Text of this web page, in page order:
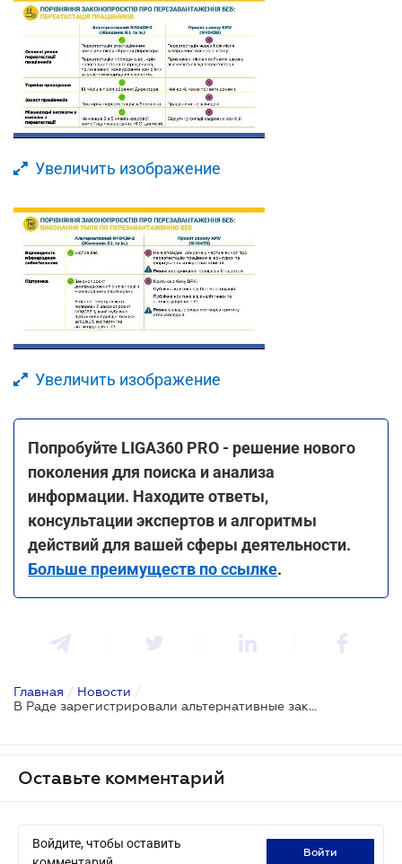
Увеличить изображение
Увеличить изображение
Попробуйте LIGA360 PRO - решение нового
поколения для поиска и анализа
информации. Находите ответы,
консультации экспертов и алгоритмы
действий для вашей сферы деятельности.
Больше преимуществ по ссылке.
Главная / Новости /
В Раде зарегистрировали альтернативные законопроекты о реформе БЭБ
Оставьте комментарий
Войдите, чтобы оставить
войти